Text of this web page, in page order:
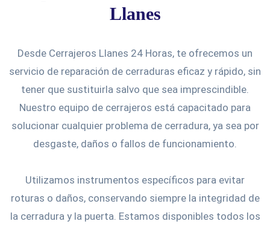
Llanes
Desde Cerrajeros Llanes 24 Horas, te ofrecemos un
servicio de reparación de cerraduras eficaz y rápido, sin
tener que sustituirla salvo que sea imprescindible.
Nuestro equipo de cerrajeros está capacitado para
solucionar cualquier problema de cerradura, ya sea por
desgaste, daños o fallos de funcionamiento.
Utilizamos instrumentos específicos para evitar
roturas o daños, conservando siempre la integridad de
la cerradura y la puerta. Estamos disponibles todos los